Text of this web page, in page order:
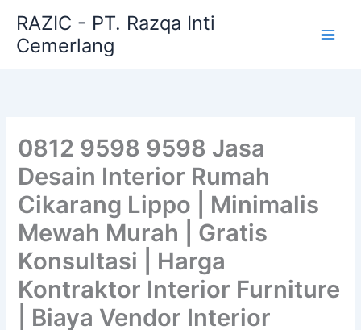
content
RAZIC - PT. Razqa Inti
Cemerlang
0812 9598 9598 Jasa
Desain Interior Rumah
Cikarang Lippo | Minimalis
Mewah Murah | Gratis
Konsultasi | Harga
Kontraktor Interior Furniture
| Biaya Vendor Interior